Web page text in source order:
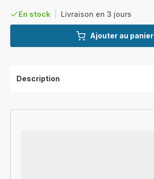
En stock Livraison en 3 jours
Ajouter au panier
Description